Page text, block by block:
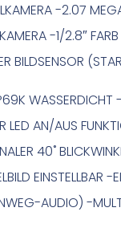
-2.07
-1/2.8″
BILDSENSOR
WASSERDICHT
LED AN/AUS
40˚
EINSTELLBAR -
AUDIO) -